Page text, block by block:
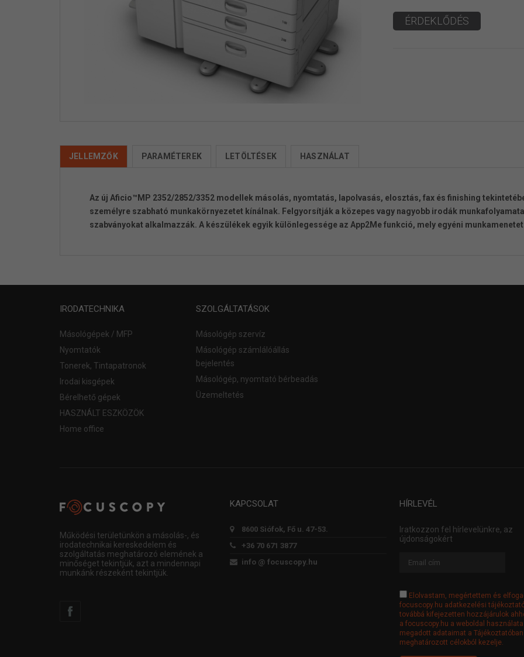
ÉRDEKLŐDÉS
JELLEMZŐK PARAMÉTEREK LETÖLTÉSEK HASZNÁLAT
Az új Aficio™MP 2352/2852/3352 modellek másolás, nyomtatás, lapolvasás, elosztás, fax és finishing
személyre szabható munkakörnyezetet kínálnak. Felgyorsítják a közepes vagy nagyobb irodák
szabványokat alkalmazzák. A készülékek egyik különlegessége az App2Me funkció, mely egyéni
IRODATECHNIKA
Másológépek / MFP
Nyomtatók
Tonerek, Tintapatronok
Irodai kisgépek
Bérelhető gépek
HASZNÁLT ESZKÖZÖK
Home office
SZOLGÁLTATÁSOK
Másológép szervíz
Másológép számlálóállás
bejelentés
Másológép, nyomtató bérbeadás
Üzemeltetés
Működési területünkön a másolás-, és
irodatechnikai kereskedelem és
szolgáltatás meghatározó elemének a
minőséget tekintjük, azt a mindennapi
munkánk részeként tekintjük.
KAPCSOLAT
8600 Siófok, Fő u. 47-53.
+36 70 671 3877
info @ focuscopy.hu
HÍRLEVÉL
Iratkozzon fel hírlevelünkre, az
újdonságokért
Elolvastam, megértettem és
focuscopy.hu adatkezelési
továbbá kifejezetten hozzájárulok
a focuscopy.hu a weboldal
megadott adataimat a Tájékoztatóban
meghatározott célokból kezelje.